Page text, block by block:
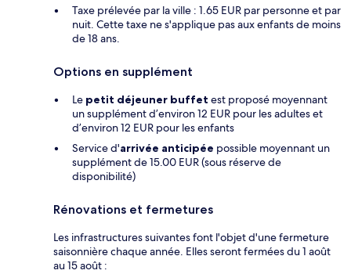
Taxe prélevée par la ville : 1.65 EUR par personne et par
nuit. Cette taxe ne s'applique pas aux enfants de moins
de 18 ans.
Options en supplément
Le petit déjeuner buffet est proposé moyennant
un supplément d’environ 12 EUR pour les adultes et
d’environ 12 EUR pour les enfants
Service d'arrivée anticipée possible moyennant un
supplément de 15.00 EUR (sous réserve de
disponibilité)
Rénovations et fermetures
Les infrastructures suivantes font l'objet d'une fermeture
saisonnière chaque année. Elles seront fermées du 1 août
au 15 août :